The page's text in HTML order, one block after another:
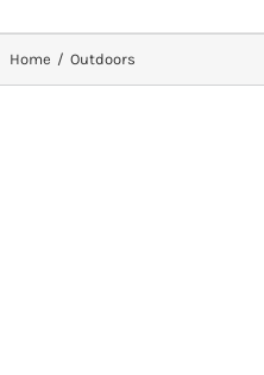
Home / Outdoors